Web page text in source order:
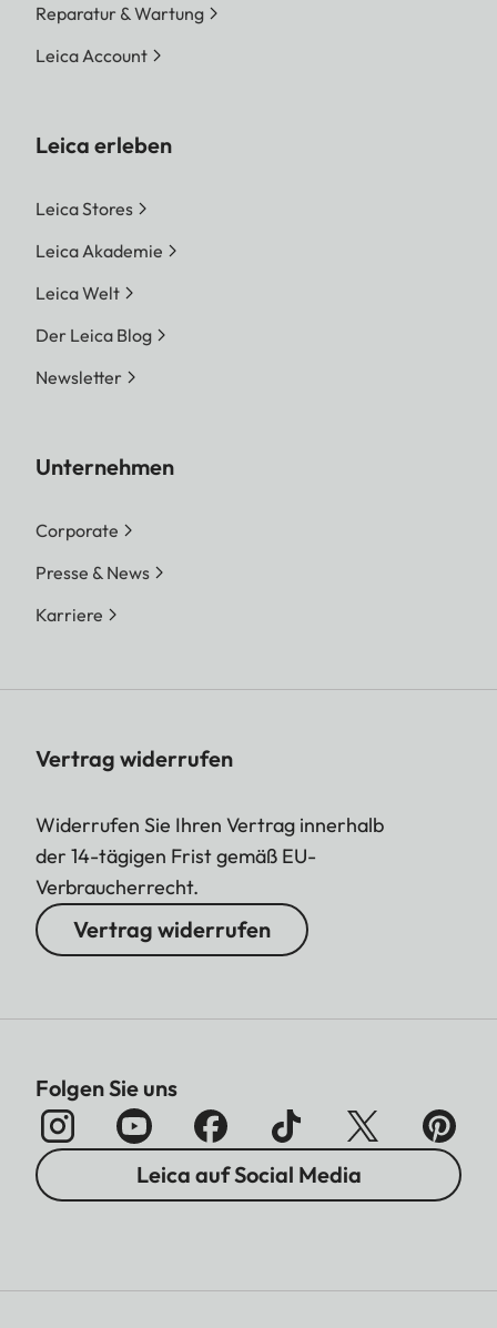
Reparatur & Wartung
Leica Account
Leica erleben
Leica Stores
Leica Akademie
Leica Welt
Der Leica Blog
Newsletter
Unternehmen
Corporate
Presse & News
Karriere
Vertrag widerrufen
Widerrufen Sie Ihren Vertrag innerhalb
der 14-tägigen Frist gemäß EU-
Verbraucherrecht.
Vertrag widerrufen
Folgen Sie uns
Leica auf Social Media